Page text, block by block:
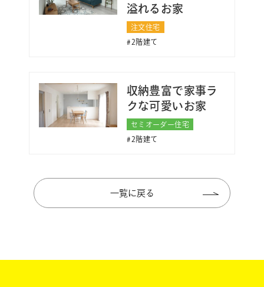
溢れるお家
注文住宅
2階建て
収納豊富で家事ラ
クな可愛いお家
セミオーダー住宅
2階建て
一覧に戻る